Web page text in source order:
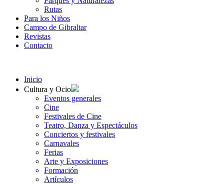
Rutas
Para los Niños
Campo de Gibraltar
Revistas
Contacto
Inicio
Cultura y Ocio
Eventos generales
Cine
Festivales de Cine
Teatro, Danza y Espectáculos
Conciertos y festivales
Carnavales
Ferias
Arte y Exposiciones
Formación
Artículos